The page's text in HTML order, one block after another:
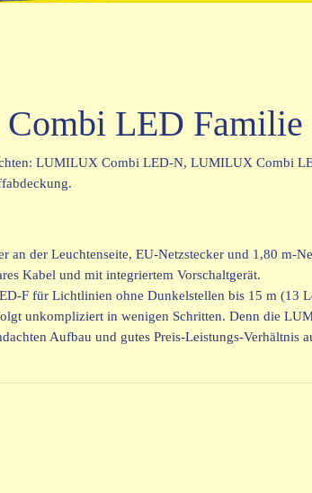
LED Familie
LUMILUX Combi LED-N, LUMILUX Combi
der Leuchtenseite, EU-Netzstecker und 1,80 m-
Kabel und mit integriertem Vorschaltgerät.
F für Lichtlinien ohne Dunkelstellen bis 15 m (13
unkompliziert in wenigen Schritten. Denn die
Aufbau und gutes Preis-Leistungs-Verhältnis